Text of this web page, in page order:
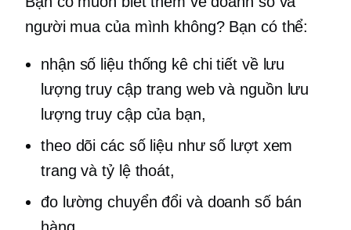
người mua của mình không? Bạn có thể:
nhận số liệu thống kê chi tiết về lưu
lượng truy cập trang web và nguồn lưu
lượng truy cập của bạn,
theo dõi các số liệu như số lượt xem
trang và tỷ lệ thoát,
đo lường chuyển đổi và doanh số bán